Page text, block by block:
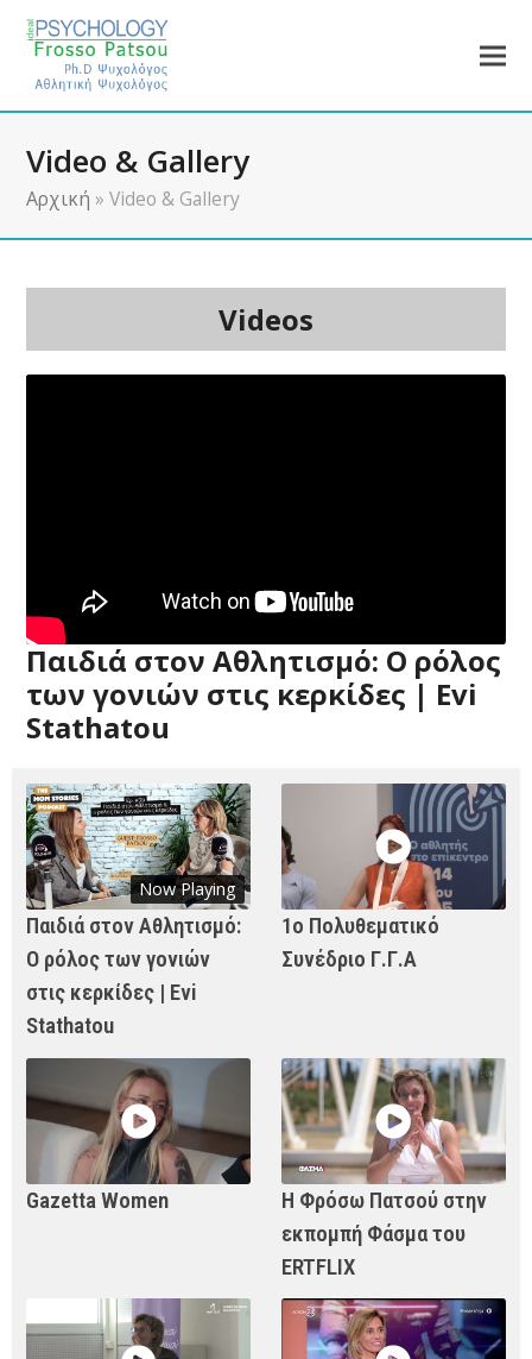
Video & Gallery
Αρχική »Video & Gallery
Videos
Παιδιά στον Αθλητισμό: Ο ρόλος
των γονιών στις κερκίδες | Evi
Stathatou
Now Playing
Παιδιά στον Αθλητισμό:
Ο ρόλος των γονιών
στις κερκίδες | Evi
Stathatou
1ο Πολυθεματικό
Συνέδριο Γ.Γ.Α
Gazetta Women
Η Φρόσω Πατσού στην
εκπομπή Φάσμα του
ERTFLIX